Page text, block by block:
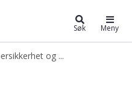
Søk Meny
Cybersikkerhet og datakommunikasjon - master